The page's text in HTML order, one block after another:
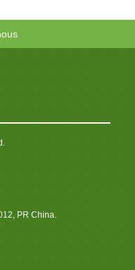
PR China.